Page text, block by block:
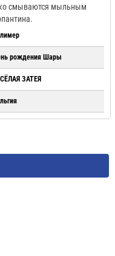
смываются мыльным
рождения Шары
ЗАТЕЯ